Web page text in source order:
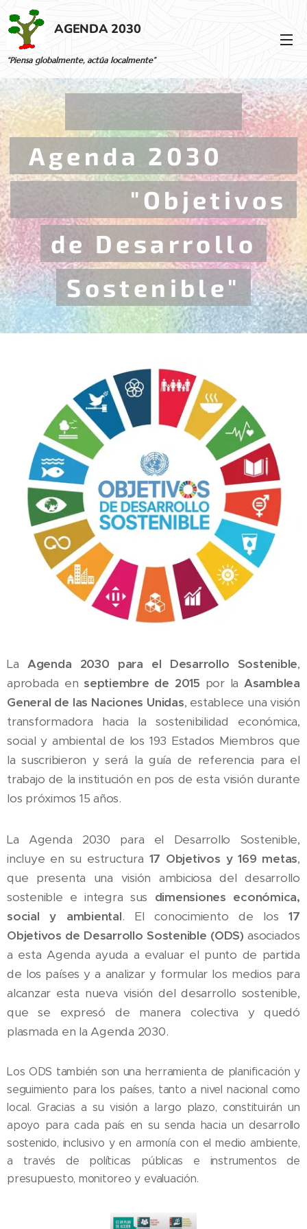
AGENDA 2030
“Piensa globalmente, actúa localmente”
Agenda 2030
"Objetivos
de Desarrollo
Sostenible"
La Agenda 2030 para el Desarrollo Sostenible,
aprobada enseptiembre de 2015 por la Asamblea
General de las Naciones Unidas, establece una visión
transformadora hacia la sostenibilidad económica,
social y ambiental de los 193 Estados Miembros que
la suscribieron y será la guía de referencia para el
trabajo de la institución en pos de esta visión durante
los próximos 15 años.
La Agenda 2030 para el Desarrollo Sostenible,
incluye en su estructura 17 Objetivos y 169 metas,
que presenta una visión ambiciosa del desarrollo
sostenible e integra sus dimensiones económica,
social y ambiental. El conocimiento de los17
Objetivos de Desarrollo Sostenible (ODS) asociados
a esta Agenda ayuda a evaluar el punto de partida
de los países y a analizar y formular los medios para
alcanzar esta nueva visión del desarrollo sostenible,
que se expresó de manera colectiva y quedó
plasmada en la Agenda 2030.
Los ODS también son una herramienta de planificación y
seguimiento para los países, tanto a nivel nacional como
local. Gracias a su visión a largo plazo, constituirán un
apoyo para cada país en su senda hacia un desarrollo
sostenido, inclusivo y en armonía con el medio ambiente,
a través de políticas públicas e instrumentos de
presupuesto, monitoreo y evaluación.